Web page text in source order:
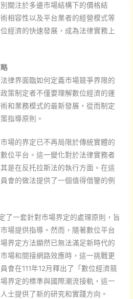
關注於多邊市場結構下的價格結
相容性以及平台業者的經營模式等
經濟的快速發展，成為法律實務上
律界面臨如何定義市場競爭界限的
策制定者不僅要理解數位經濟的運
和業務模式的最新發展，從而制定
指導原則。
場的界定已不再局限於傳統實體的
位平台。這一變化對於法律實務者
是在反托拉斯法的執行方面。在這
會的做法提供了一個值得借鑒的例
了一套針對市場界定的處理原則，旨
場提供指導。然而，隨著數位平台
界定方法顯然已無法滿足新時代的
場和間接網路效應時，這一挑戰更
會在111年12月釋出了「數位經濟競
界定的標準與國際潮流接軌，這一
士提供了新的研究和實踐方向。